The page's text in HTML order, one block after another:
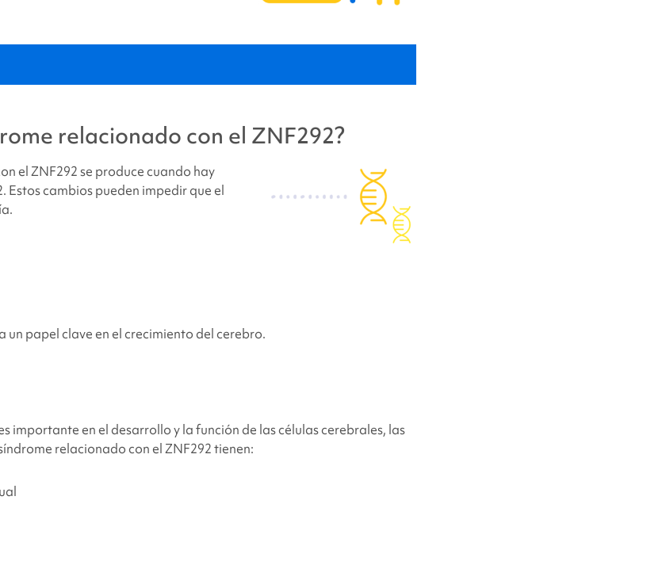
alteración en el gen ZNF292?
relacionado con el ZNF292?
el ZNF292se produce cuando hay
Estos cambios pueden impedir que el
un papel clave en el crecimiento del cerebro.
importante en el desarrollo y la función de las células cerebrales, las
relacionado con el ZNF292tienen: